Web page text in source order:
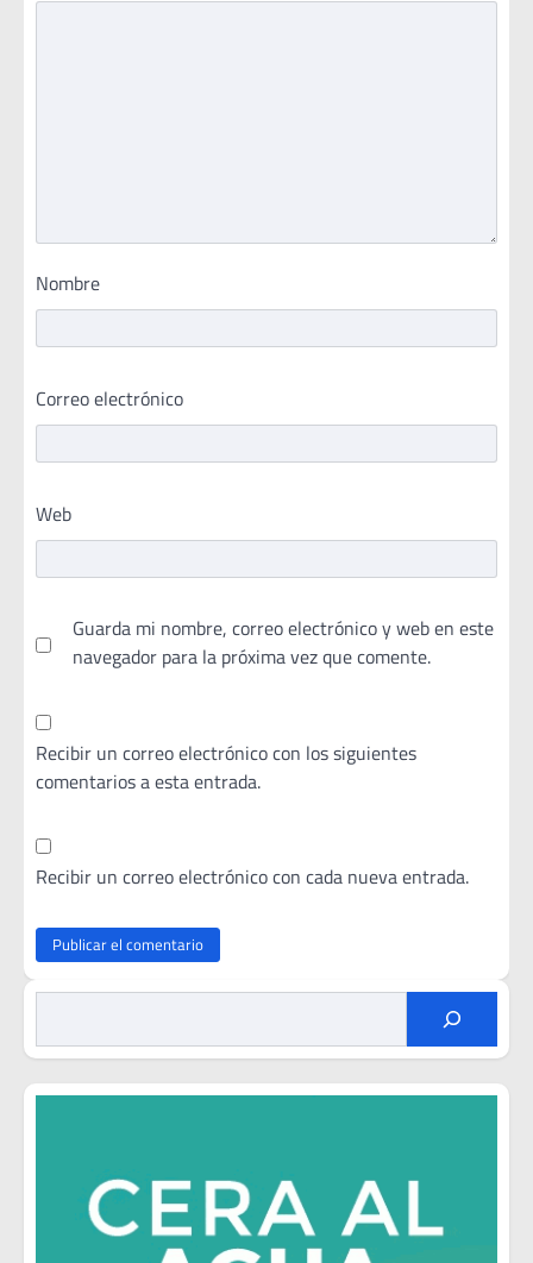
Nombre
Correo electrónico
Web
Guarda mi nombre, correo electrónico y web en este
navegador para la próxima vez que comente.
Recibir un correo electrónico con los siguientes
comentarios a esta entrada.
Recibir un correo electrónico con cada nueva entrada.